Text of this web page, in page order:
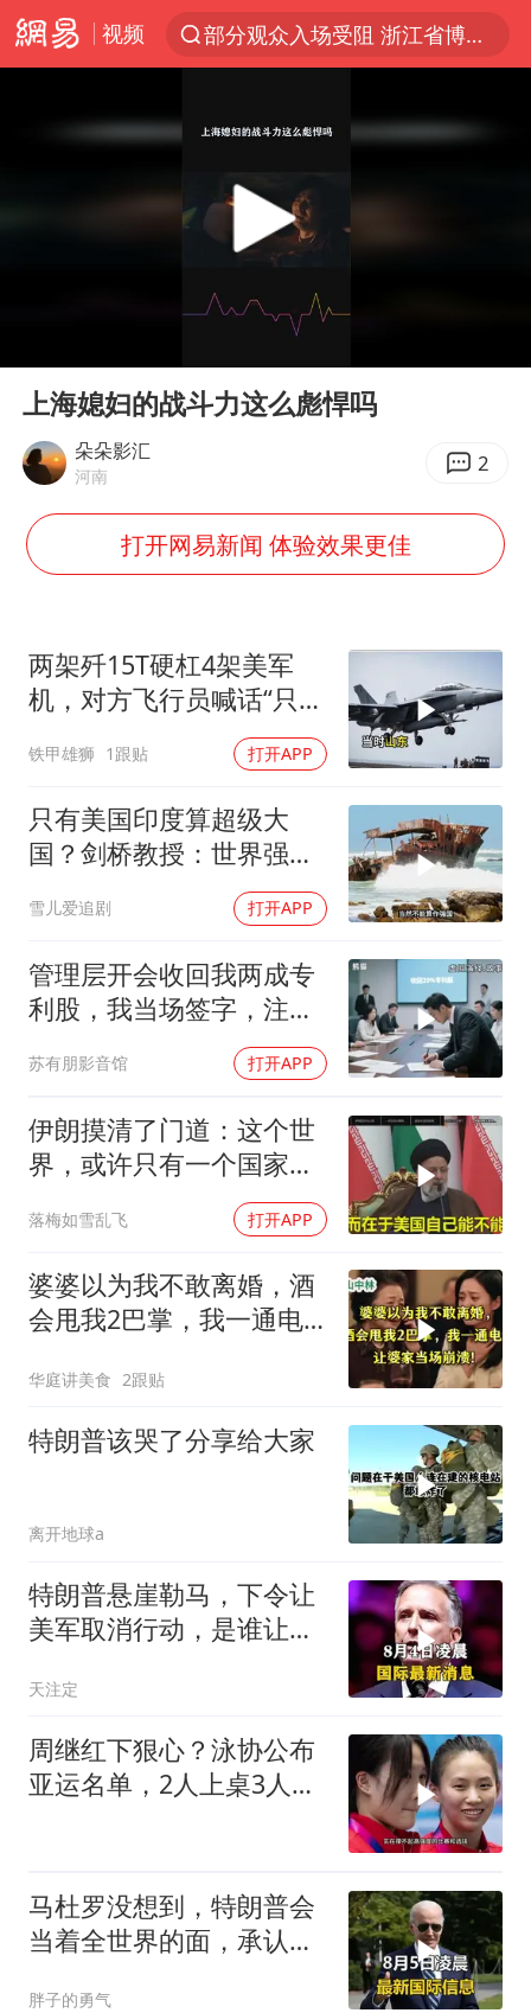
视频
部分观众入场受阻 浙江省博物馆致歉
U17国足三战全胜
我国编制完成新版全月地质图
对话重庆地铁吐血女孩
代人信访被判寻衅滋事案被告人获国赔
现代版摸金校尉落网查获400多枚古币
泰国一女公务员妆容引争议 本人回应
宇树科技发行价格150.80元/股
把党建设得更加坚强有力
奋进开新局 实干挑大梁
Play
上海媳妇的战斗力这么彪悍吗
朵朵影汇
河南 2
打开网易新闻 体验效果更佳
两架歼15T硬杠4架美军
机，对方飞行员喊话“只想
回家”，被一句话怼到沉默
铁甲雄狮 1跟贴 打开APP
只有美国印度算超级大
国？剑桥教授：世界强国
只有4个，没有印度
雪儿爱追剧 打开APP
管理层开会收回我两成专
利股，我当场签字，注销
核心技术授权，全员慌了
苏有朋影音馆 打开APP
伊朗摸清了门道：这个世
界，或许只有一个国家，
落梅如雪乱飞 打开APP
婆婆以为我不敢离婚，酒
会甩我2巴掌，我一通电
华庭讲美食 2跟贴
特朗普该哭了分享给大家
离开地球a
特朗普悬崖勒马，下令让
美军取消行动，是谁让他
天注定
周继红下狠心？泳协公布
亚运名单，2人上桌3人下
马杜罗没想到，特朗普会
当着全世界的面，承认一
胖子的勇气